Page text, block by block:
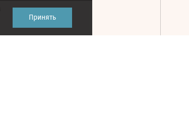
Принять